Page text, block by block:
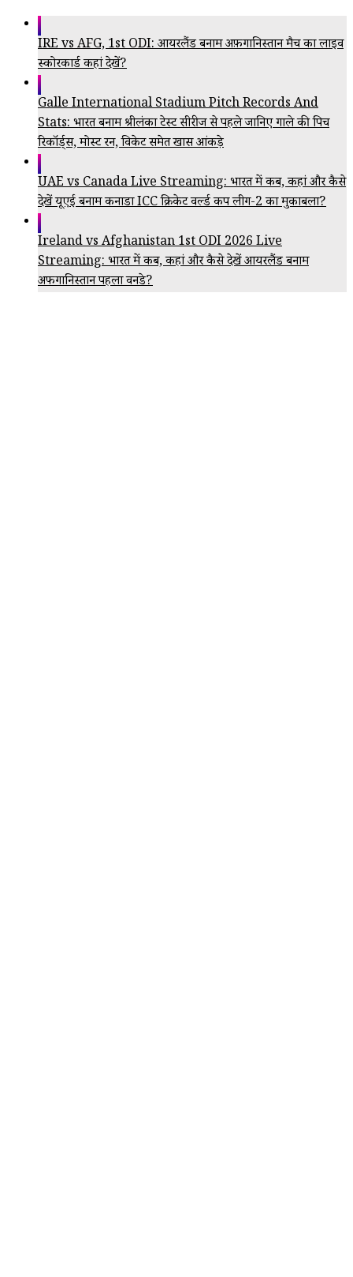
IRE vs AFG, 1st ODI: आयरलैंड बनाम अफ़गानिस्तान मैच का लाइव
स्कोरकार्ड कहां देखें?
Galle International Stadium Pitch Records And
Stats: भारत बनाम श्रीलंका टेस्ट सीरीज से पहले जानिए गाले की पिच
रिकॉर्ड्स, मोस्ट रन, विकेट समेत खास आंकड़े
UAE vs Canada Live Streaming: भारत में कब, कहां और कैसे
देखें यूएई बनाम कनाडा ICC क्रिकेट वर्ल्ड कप लीग-2 का मुकाबला?
Ireland vs Afghanistan 1st ODI 2026 Live
Streaming: भारत में कब, कहां और कैसे देखें आयरलैंड बनाम
अफगानिस्तान पहला वनडे?